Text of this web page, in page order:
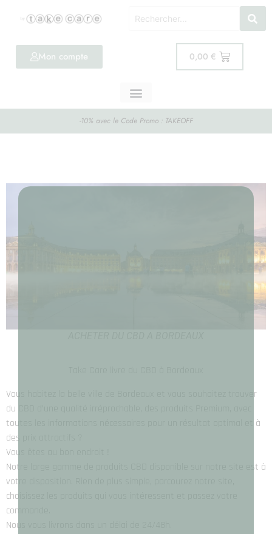
Mon compte 0,00 €
-10% avec le Code Promo : TAKEOFF
Vous habitez la belle ville de Bordeaux et vous souhaitez trouver
du CBD d’une qualité irréprochable, des produits Premium, avec
toutes les informations nécessaires pour un résultat optimal et à
des prix attractifs ?
Vous êtes au bon endroit !
Notre large gamme de produits CBD disponible sur notre site est à
votre disposition. Rien de plus simple, parcourez notre site,
choisissez les produits qui vous intéressent et passez votre
commande.
Nous vous livrons dans un délai de 24/48h.